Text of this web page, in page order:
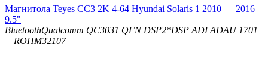
Магнитола Teyes CC3 2K 4-64 Hyundai Solaris 1 2010 — 2016
9.5"
BluetoothQualcomm QC3031 QFN DSP2*DSP ADI ADAU 1701
+ ROHM32107